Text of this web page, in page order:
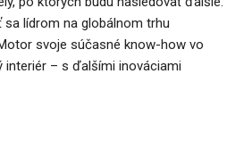
lídrom na globálnom trhu
svoje súčasné know-how vo
interiér – s ďalšími inováciami